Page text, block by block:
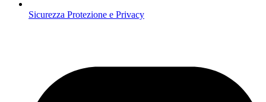
Sicurezza Protezione e Privacy